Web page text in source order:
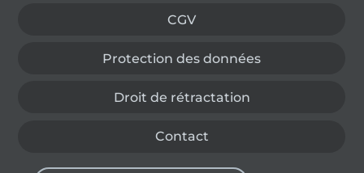
CGV
Protection des données
Droit de rétractation
Contact